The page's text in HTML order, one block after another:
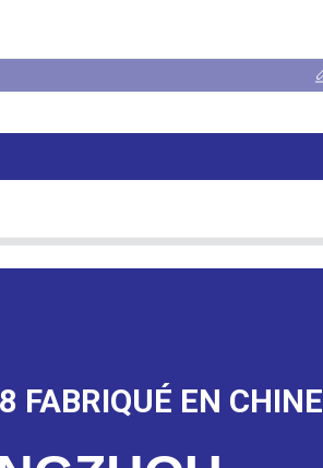
FABRIQUÉ EN CHINE